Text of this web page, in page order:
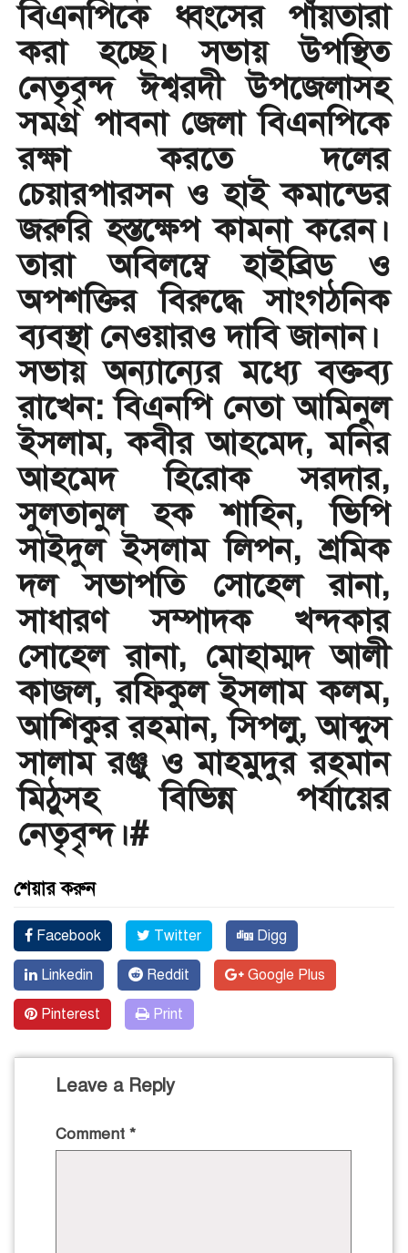
বিএনপিকে ধ্বংসের পাঁয়তারা
করা হচ্ছে। সভায় উপস্থিত
নেতৃবৃন্দ ঈশ্বরদী উপজেলাসহ
সমগ্র পাবনা জেলা বিএনপিকে
রক্ষা করতে দলের
চেয়ারপারসন ও হাই কমান্ডের
জরুরি হস্তক্ষেপ কামনা করেন।
তারা অবিলম্বে হাইব্রিড ও
অপশক্তির বিরুদ্ধে সাংগঠনিক
ব্যবস্থা নেওয়ারও দাবি জানান। ​
সভায় অন্যান্যের মধ্যে বক্তব্য
রাখেন: বিএনপি নেতা আমিনুল
ইসলাম, কবীর আহমেদ, মনির
আহমেদ হিরোক সরদার,
সুলতানুল হক শাহিন, ভিপি
সাইদুল ইসলাম লিপন, শ্রমিক
দল সভাপতি সোহেল রানা,
সাধারণ সম্পাদক খন্দকার
সোহেল রানা, মোহাম্মদ আলী
কাজল, রফিকুল ইসলাম কলম,
আশিকুর রহমান, সিপলু, আব্দুস
সালাম রঞ্জু ও মাহমুদুর রহমান
মিঠুসহ বিভিন্ন পর্যায়ের
নেতৃবৃন্দ।#
শেয়ার করুন
Facebook Twitter Digg
Linkedin Reddit Google Plus
Pinterest Print
Leave a Reply
Comment *